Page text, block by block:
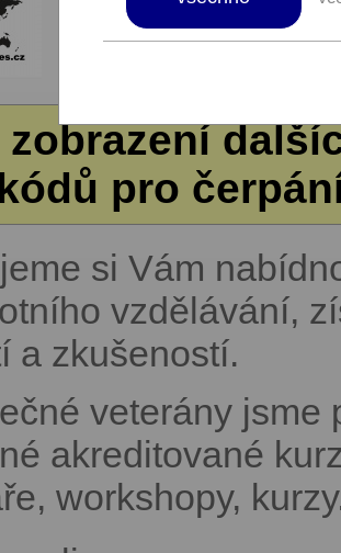
zobrazení
pro
si Vám
vzdělávání,
a zkušeností.
veterány
akreditované
workshopy,